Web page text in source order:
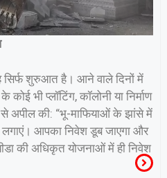
शुरुआत है। आने वाले दिनों में
भी प्लॉटिंग, कॉलोनी या निर्माण
अपील की: “भू-माफियाओं के झांसे में
आपका निवेश डूब जाएगा और
की अधिकृत योजनाओं में ही निवेश